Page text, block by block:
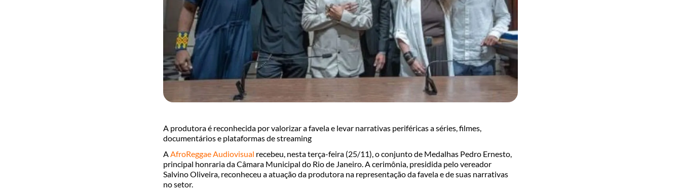
A produtora é reconhecida por valorizar a favela e levar narrativas periféricas a séries, filmes,
documentários e plataformas de streaming
A AfroReggae Audiovisual recebeu, nesta terça-feira (25/11), o conjunto de Medalhas Pedro Ernesto,
principal honraria da Câmara Municipal do Rio de Janeiro. A cerimônia, presidida pelo vereador
Salvino Oliveira, reconheceu a atuação da produtora na representação da favela e de suas narrativas
no setor.